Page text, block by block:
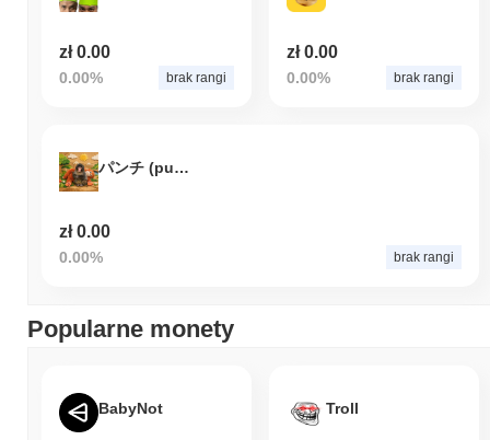
zł 0.00
0.00% brak rangi
zł 0.00
0.00% brak rangi
パンチ (punchmeme.world)
zł 0.00
0.00% brak rangi
Popularne monety
BabyNot Troll